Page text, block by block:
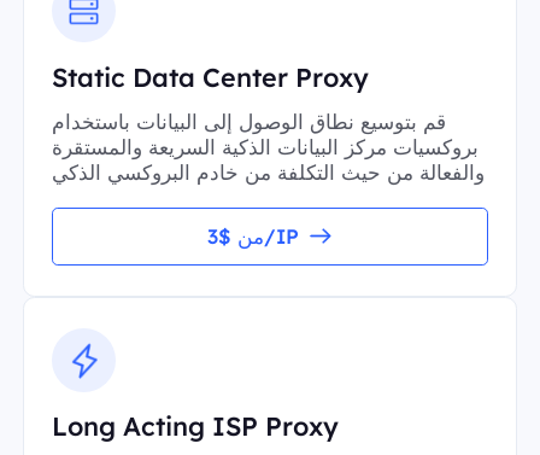
Static Data Center Proxy
قم بتوسيع نطاق الوصول إلى البيانات باستخدام
بروكسيات مركز البيانات الذكية السريعة والمستقرة
والفعالة من حيث التكلفة من خادم البروكسي الذكي
من $3/IP
Long Acting ISP Proxy